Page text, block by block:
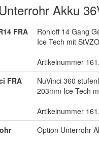
Akku
FRA
Rohloff 14 Gang
Ice Tech mit
Artikelnummer
FRA
NuVinci 360
203mm Ice Tech
Artikelnummer
Option Unterrohr